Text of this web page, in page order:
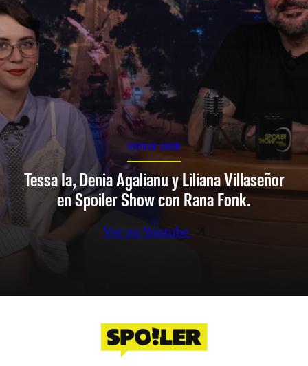
SPOILER SHOW
Tessa Ia, Denia Agalianu y Liliana Villaseñor
en Spoiler Show con Rana Fonk.
Ver en Youtube